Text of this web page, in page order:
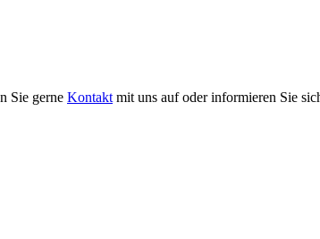
Sie gerne Kontakt mit uns auf oder informieren Sie